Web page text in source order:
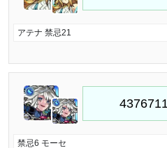
アテナ 禁忌21
禁忌6 モーセ